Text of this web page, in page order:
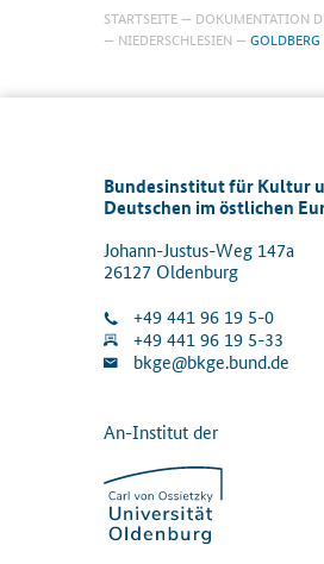
STARTSEITE DOKUMENTATION
NIEDERSCHLESIEN
GOLDBERG
Bundesinstitut für Kultur
Deutschen im östlichen
Johann-Justus-Weg 147a
26127 Oldenburg
+49 441 96 19 5-0
+49 441 96 19 5-33
bkge@bkge.bund.de
An-Institut der